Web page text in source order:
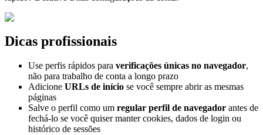
Dicas profissionais
Use perfis rápidos para verificações únicas no navegador,
não para trabalho de conta a longo prazo
Adicione URLs de início se você sempre abrir as mesmas
páginas
Salve o perfil como um regular perfil de navegador antes de
fechá-lo se você quiser manter cookies, dados de login ou
histórico de sessões